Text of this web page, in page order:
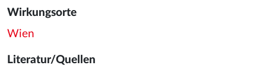
Wirkungsorte
Wien
Literatur/Quellen